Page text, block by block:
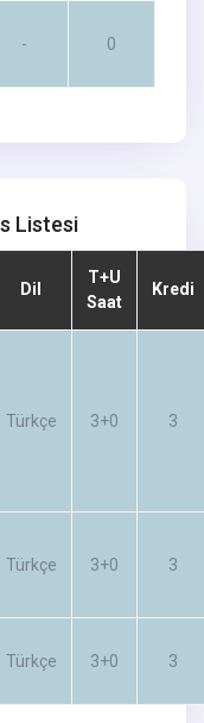
- 0
Listesi
Dil
T+U
Saat
Kredi
Türkçe 3+0 3
Türkçe 3+0 3
Türkçe 3+0 3